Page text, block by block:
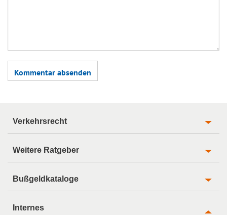
Verkehrsrecht
Weitere Ratgeber
Bußgeldkataloge
Internes